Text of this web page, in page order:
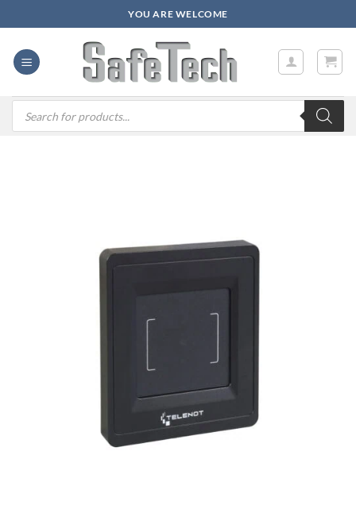
Inhalt
springen
YOU ARE WELCOME
Products
search